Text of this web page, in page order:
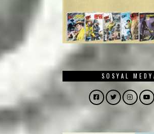
SOSYAL
Facebook
Twitter